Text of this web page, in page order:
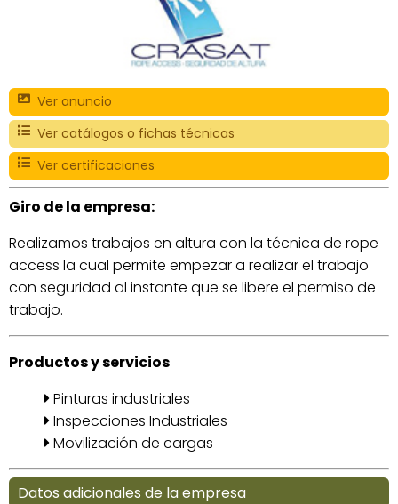
Ver anuncio
Ver catálogos o fichas técnicas
Ver certificaciones
Giro de la empresa:
Realizamos trabajos en altura con la técnica de rope
access la cual permite empezar a realizar el trabajo
con seguridad al instante que se libere el permiso de
trabajo.
Productos y servicios
Pinturas industriales
Inspecciones Industriales
Movilización de cargas
Datos adicionales de la empresa